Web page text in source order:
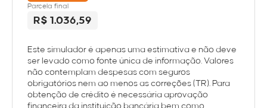
Parcela final
R$ 1.036,59
Este simulador é apenas uma estimativa e não deve
ser levado como fonte única de informação. Valores
não contemplam despesas com seguros
obrigatórios nem ao menos as correções (TR). Para
obtenção de crédito é necessária aprovação
financeira da instituição bancária bem como